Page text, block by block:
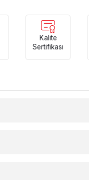
Kalite
Sertifikası